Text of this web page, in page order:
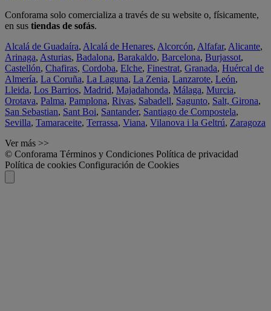
Conforama solo comercializa a través de su website o, físicamente,
en sus tiendas de sofás.
Alcalá de Guadaíra, Alcalá de Henares, Alcorcón, Alfafar, Alicante,
Arinaga, Asturias, Badalona, Barakaldo, Barcelona, Burjassot,
Castellón, Chafiras, Cordoba, Elche, Finestrat, Granada, Huércal de
Almería, La Coruña, La Laguna, La Zenia, Lanzarote, León,
Lleida, Los Barrios, Madrid, Majadahonda, Málaga, Murcia,
Orotava, Palma, Pamplona, Rivas, Sabadell, Sagunto, Salt, Girona,
San Sebastian, Sant Boi, Santander, Santiago de Compostela,
Sevilla, Tamaraceite, Terrassa, Viana, Vilanova i la Geltrú, Zaragoza
Ver más >>
© Conforama Términos y Condiciones Política de privacidad
Política de cookies Configuración de Cookies